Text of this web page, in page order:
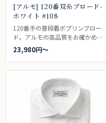
[アルモ] 120番双糸ブロード-
ホワイト #108
120番手の普段着ポプリンブロー
ド。アルモの高品質をお確かめく
ださい。シルクのような光沢と肌
触り。世界最高品質のポプリンブ
ロードです。ブロードとも、ポプ
リンとも呼ばれるいわゆる、普通
の白無地。一枚は持っていたい、
シャツの基本です。ドレスシャツ
23,980円〜